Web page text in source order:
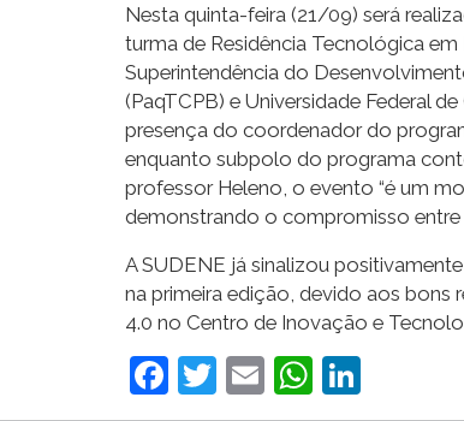
Nesta quinta-feira (21/09) será
turma de Residência Tecnológica
Superintendência do
(PaqTCPB) e Universidade Federal
presença do coordenador do
enquanto subpolo do programa
professor Heleno, o evento “é um
demonstrando o compromisso entre
A SUDENE já sinalizou
na primeira edição, devido aos bons
4.0 no Centro de Inovação e
Facebook
Twitter
Email